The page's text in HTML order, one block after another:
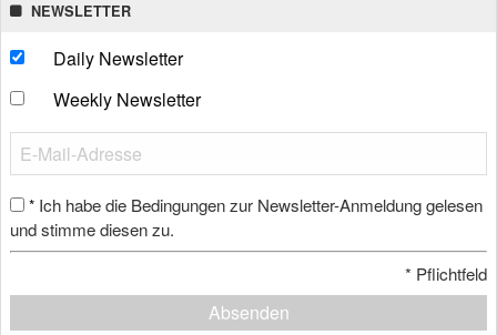
NEWSLETTER
Daily Newsletter
Weekly Newsletter
* Ich habe die Bedingungen zur Newsletter-Anmeldung gelesen
und stimme diesen zu.
* Pflichtfeld
Absenden